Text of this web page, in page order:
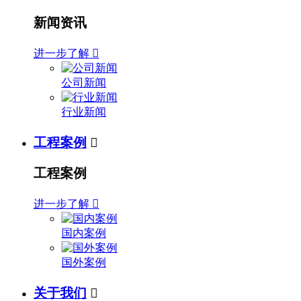
新闻资讯
进一步了解 
公司新闻
行业新闻
工程案例 
工程案例
进一步了解 
国内案例
国外案例
关于我们 